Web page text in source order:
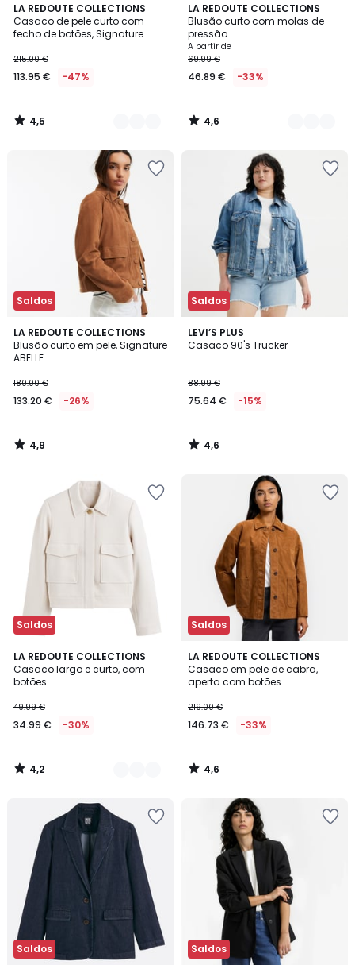
LA REDOUTE COLLECTIONS
Casaco de pele curto com
fecho de botões, Signature
215.00 €
113.95 € -47%
4,5
/ 5
2
Cores
4,5
/
LA REDOUTE COLLECTIONS
Blusão curto com molas de
pressão
A partir de
69.99 €
46.89 € -33%
4,6
/ 5
2
Cores
4,6
/
Saldos
LA REDOUTE COLLECTIONS
Blusão curto em pele, Signature
ABELLE
180.00 €
133.20 € -26%
4,9
/ 5
4,9
/
Saldos
LEVI’S PLUS
Casaco 90's Trucker
88.99 €
75.64 € -15%
4,6
/ 5
4,6
/
Saldos
LA REDOUTE COLLECTIONS
Casaco largo e curto, com
botões
49.99 €
34.99 € -30%
4,2
/ 5
2
Cores
4,2
/
Saldos
LA REDOUTE COLLECTIONS
Casaco em pele de cabra,
aperta com botões
219.00 €
146.73 € -33%
4,6
/ 5
4,6
/
Saldos Saldos